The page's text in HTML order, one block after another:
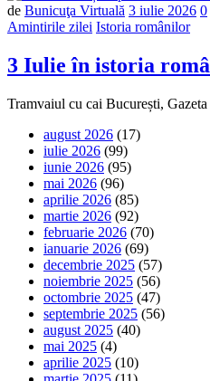
de Bunicuţa Virtuală 3 iulie 2026 0
Amintirile zilei Istoria românilor
3 Iulie în istoria
Tramvaiul cu cai București,
august 2026 (17)
iulie 2026 (99)
iunie 2026 (95)
mai 2026 (96)
aprilie 2026 (85)
martie 2026 (92)
februarie 2026 (70)
ianuarie 2026 (69)
decembrie 2025 (57)
noiembrie 2025 (56)
octombrie 2025 (47)
septembrie 2025 (56)
august 2025 (40)
mai 2025 (4)
aprilie 2025 (10)